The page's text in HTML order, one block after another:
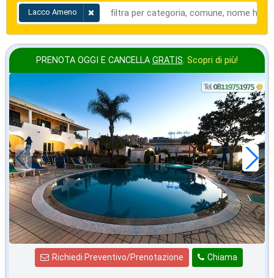
Lacco Ameno
PRENOTA OGGI E CANCELLA GRATIS. Scopri di più!
agosto
in offerta da
€92,71
a notte
Chiama
Richiedi Preventivo/Prenotazione